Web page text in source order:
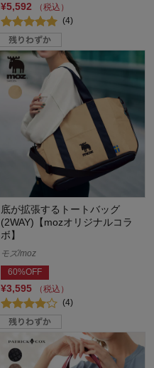
¥5,592
（税込）
(4)
底が拡張するトートバッグ
(2WAY)【mozオリジナルコラ
ボ】
モズ/moz
60%OFF
¥3,595
（税込）
(4)